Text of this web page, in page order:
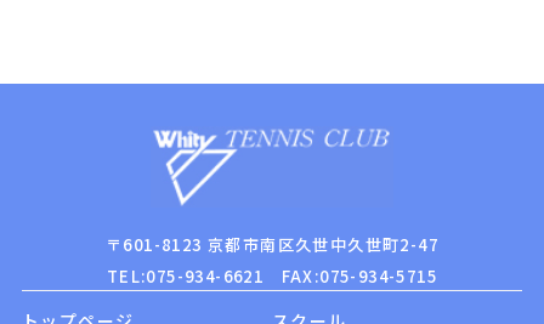
〒601-8123 京都市南区久世中久世町2-47
TEL:075-934-6621 FAX:075-934-5715